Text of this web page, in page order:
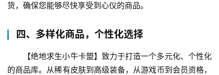
货，确保您能够尽快享受到心仪的商品。
四、多样化商品，个性化选择
【绝地求生小牛卡盟】致力于打造一个多元化、个性化
的商品库。从稀有皮肤到高级装备，从游戏币到会员资格，